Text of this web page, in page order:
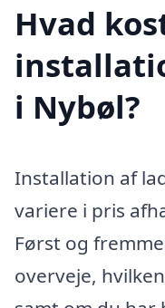
Hvad
i Nybøl?
Installation af
variere i pris
Først og
overveje,